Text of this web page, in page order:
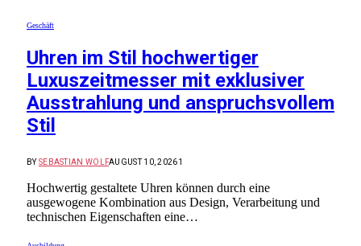
Geschäft
Uhren im Stil hochwertiger
Luxuszeitmesser mit exklusiver
Ausstrahlung und anspruchsvollem
Stil
BY SEBASTIAN WOLFAUGUST 10, 20261
Hochwertig gestaltete Uhren können durch eine
ausgewogene Kombination aus Design, Verarbeitung und
technischen Eigenschaften eine…